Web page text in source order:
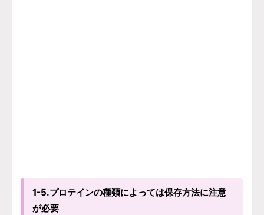
1-5.プロテインの種類によっては保存方法に注意
が必要